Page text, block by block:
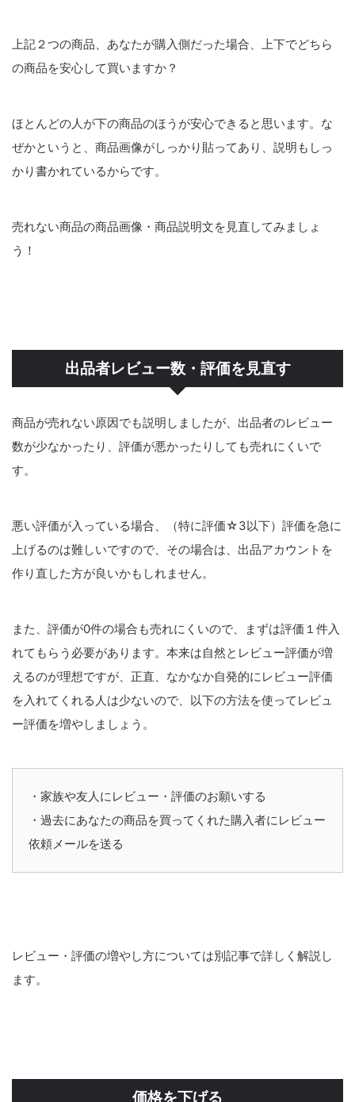
上記２つの商品、あなたが購入側だった場合、上下でどちら
の商品を安心して買いますか？
ほとんどの人が下の商品のほうが安心できると思います。な
ぜかというと、商品画像がしっかり貼ってあり、説明もしっ
かり書かれているからです。
売れない商品の商品画像・商品説明文を見直してみましょ
う！
出品者レビュー数・評価を見直す
商品が売れない原因でも説明しましたが、出品者のレビュー
数が少なかったり、評価が悪かったりしても売れにくいで
す。
悪い評価が入っている場合、（特に評価☆3以下）評価を急に
上げるのは難しいですので、その場合は、出品アカウントを
作り直した方が良いかもしれません。
また、評価が0件の場合も売れにくいので、まずは評価１件入
れてもらう必要があります。本来は自然とレビュー評価が増
えるのが理想ですが、正直、なかなか自発的にレビュー評価
を入れてくれる人は少ないので、以下の方法を使ってレビュ
ー評価を増やしましょう。
・家族や友人にレビュー・評価のお願いする
・過去にあなたの商品を買ってくれた購入者にレビュー
依頼メールを送る
レビュー・評価の増やし方については別記事で詳しく解説し
ます。
価格を下げる